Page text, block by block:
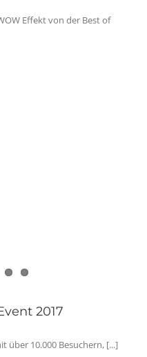
2017
über 10.000 Besuchern, [...]